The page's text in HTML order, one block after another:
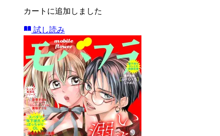
カートに追加しました
試し読み